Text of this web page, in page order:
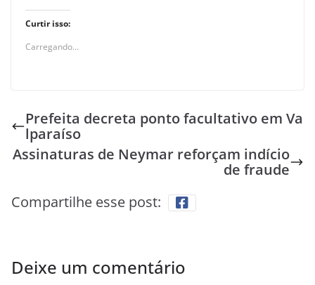
Curtir isso:
Carregando...
Prefeita decreta ponto facultativo em Va
lparaíso
Assinaturas de Neymar reforçam indício
de fraude
Compartilhe esse post:
Deixe um comentário